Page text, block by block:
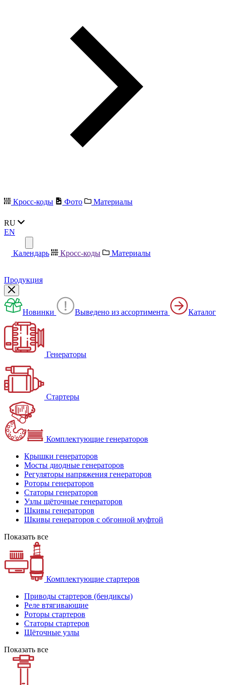
Кросс-коды Фото Материалы
RU
EN
Календарь Кросс-коды Материалы
Продукция
Новинки Выведено из ассортимента Каталог
Генераторы
Стартеры
Комплектующие генераторов
Крышки генераторов
Мосты диодные генераторов
Регуляторы напряжения генераторов
Роторы генераторов
Статоры генераторов
Узлы щёточные генераторов
Шкивы генераторов
Шкивы генераторов с обгонной муфтой
Показать все
Комплектующие стартеров
Приводы стартеров (бендиксы)
Реле втягивающие
Роторы стартеров
Статоры стартеров
Щёточные узлы
Показать все